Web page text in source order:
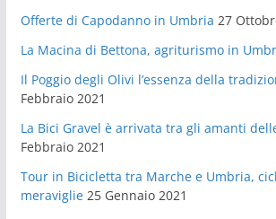
Offerte di Capodanno in Umbria 27
La Macina di Bettona, agriturismo in
Il Poggio degli Olivi l’essenza della
Febbraio 2021
La Bici Gravel è arrivata tra gli amanti
Febbraio 2021
Tour in Bicicletta tra Marche e Umbria,
meraviglie 25 Gennaio 2021